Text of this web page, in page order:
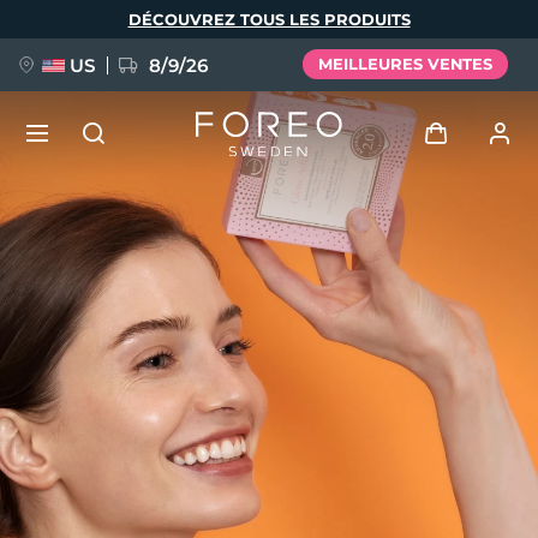
DÉCOUVREZ TOUS LES PRODUITS
US 8/9/26 MEILLEURES VENTES
Se connecter
Profil de l'utilisateur
Mes appareils
Mes commandes
Mes adresses
Mes abonnements
NOUVEAU
FAQ™ Pure Beauty-Tech Elixir
BREAKING NEWS
issa™ Teeth Whitening Set
Langue
English Deutsch
Español
Français
Italiano
Português
Polski
Svenska
Türkçe
简体中文